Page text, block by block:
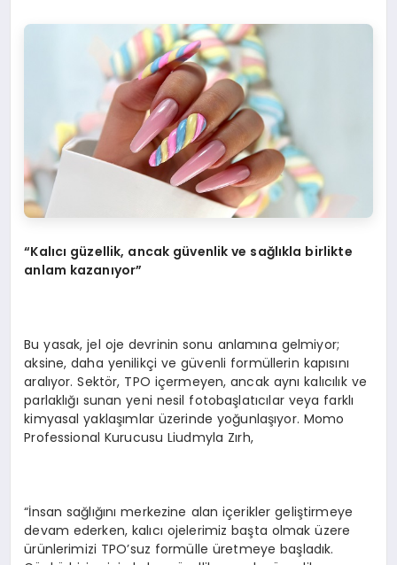
“Kalıcı güzellik, ancak güvenlik ve sağlıkla birlikte
anlam kazanıyor”
Bu yasak, jel oje devrinin sonu anlamına gelmiyor;
aksine, daha yenilikçi ve güvenli formüllerin kapısını
aralıyor. Sektör, TPO içermeyen, ancak aynı kalıcılık ve
parlaklığı sunan yeni nesil fotobaşlatıcılar veya farklı
kimyasal yaklaşımlar üzerinde yoğunlaşıyor. Momo
Professional Kurucusu Liudmyla Zırh,
“İnsan sağlığını merkezine alan içerikler geliştirmeye
devam ederken, kalıcı ojelerimiz başta olmak üzere
ürünlerimizi TPO’suz formülle üretmeye başladık.